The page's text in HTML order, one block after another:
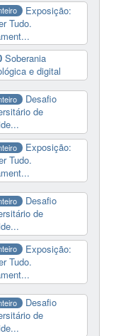
Exposição:
Tudo.
Soberania
e digital
Desafio
de
Exposição:
Tudo.
Desafio
de
Exposição:
Tudo.
Desafio
de